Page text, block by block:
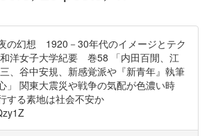
の幻想 1920－30年代のイメージとテク
洋女子大学紀要 巻58 「内田百閒、江
、谷中安規、新感覚派や『新青年』執筆
」 関東大震災や戦争の気配が色濃い時
する素地は社会不安か